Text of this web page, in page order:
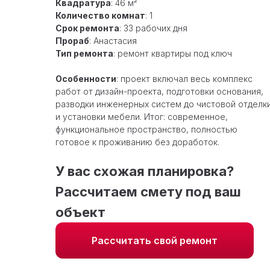
Квадратура: 46 м²
Количество комнат: 1
Срок ремонта: 33 рабочих дня
Прораб: Анастасия
Тип ремонта: ремонт квартиры под ключ
Особенности: проект включал весь комплекс
работ от дизайн-проекта, подготовки основания,
разводки инженерных систем до чистовой
и установки мебели. Итог: современное,
функциональное пространство, полностью
готовое к проживанию без доработок.
У вас схожая планировка?
Рассчитаем смету под ваш
объект
Рассчитать свой ремонт